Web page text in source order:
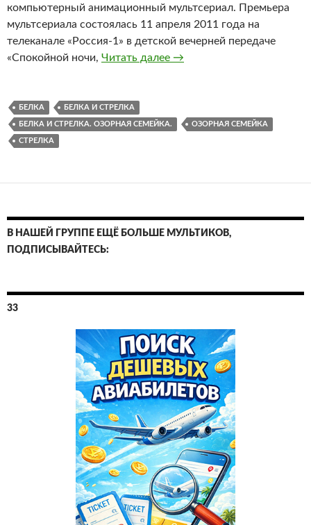
компьютерный анимационный мультсериал. Премьера
мультсериала состоялась 11 апреля 2011 года на
телеканале «Россия-1» в детской вечерней передаче
«Спокойной ночи, Читать далее Белка и Стрелка. Озорная
→
БЕЛКА БЕЛКА И СТРЕЛКА
БЕЛКА И СТРЕЛКА. ОЗОРНАЯ СЕМЕЙКА. ОЗОРНАЯ СЕМЕЙКА
СТРЕЛКА
В НАШЕЙ ГРУППЕ ЕЩЁ БОЛЬШЕ МУЛЬТИКОВ,
ПОДПИСЫВАЙТЕСЬ:
33